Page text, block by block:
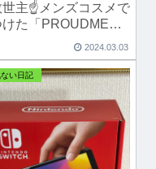
世主☝️メンズコスメで
けた「PROUDMEN
ウドメン スーツリフ
ャー」が最高すぎ
2024.03.03
い日記